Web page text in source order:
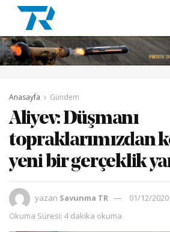
Anasayfa Gündem
Aliyev: Düşmanı
topraklarımızdan
yeni bir gerçeklik
yazan Savunma TR
01/12/2020
Okuma Süresi: 4 dakika okuma